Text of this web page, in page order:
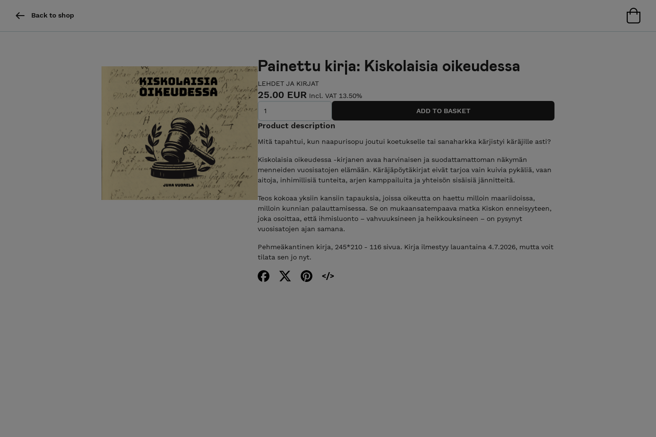
Back to shop
Painettu kirja: Kiskolaisia oikeudessa
LEHDET JA KIRJAT
25.00 EUR Incl. VAT 13.50%
Product description
Mitä tapahtui, kun naapurisopu joutui koetukselle tai sanaharkka kärjistyi käräjille asti?
Kiskolaisia oikeudessa -kirjanen avaa harvinaisen ja suodattamattoman näkymän
menneiden vuosisatojen elämään. Käräjäpöytäkirjat eivät tarjoa vain kuivia pykäliä, vaan
aitoja, inhimillisiä tunteita, arjen kamppailuita ja yhteisön sisäisiä jännitteitä.
Teos kokoaa yksiin kansiin tapauksia, joissa oikeutta on haettu milloin maariidoissa,
milloin kunnian palauttamisessa. Se on mukaansatempaava matka Kiskon enneisyyteen,
joka osoittaa, että ihmisluonto – vahvuuksineen ja heikkouksineen – on pysynyt
vuosisatojen ajan samana.
Pehmeäkantinen kirja, 245*210 - 116 sivua. Kirja ilmestyy lauantaina 4.7.2026, mutta voit
tilata sen jo nyt.